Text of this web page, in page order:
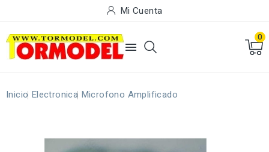
Mi Cuenta

0
Inicio Electronica Microfono Amplificado